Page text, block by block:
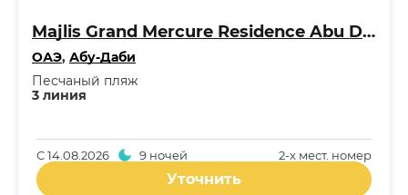
Majlis Grand Mercure Residence Abu Dhabi 5*
ОАЭ, Абу-Даби
3 линия
Песчаный пляж
2-x мест. номер
С14.08.2026 9 ночей
Уточнить